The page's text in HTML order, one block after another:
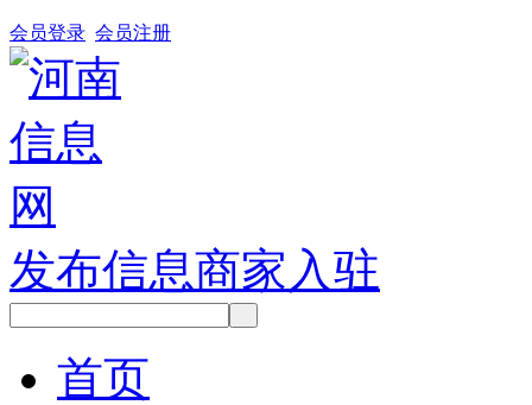
会员登录 会员注册
发布信息商家入驻
首页